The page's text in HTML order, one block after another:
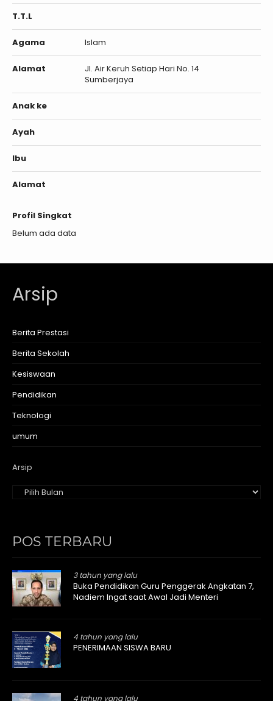
T.T.L
Agama Islam
Alamat
Jl. Air Keruh Setiap Hari No. 14
Sumberjaya
Anak ke
Ayah
Ibu
Alamat
Profil Singkat
Belum ada data
Arsip
Berita Prestasi
Berita Sekolah
Kesiswaan
Pendidikan
Teknologi
umum
Arsip
POS TERBARU
3 tahun yang lalu
Buka Pendidikan Guru Penggerak Angkatan 7,
Nadiem Ingat saat Awal Jadi Menteri
4 tahun yang lalu
PENERIMAAN SISWA BARU
4 tahun yang lalu